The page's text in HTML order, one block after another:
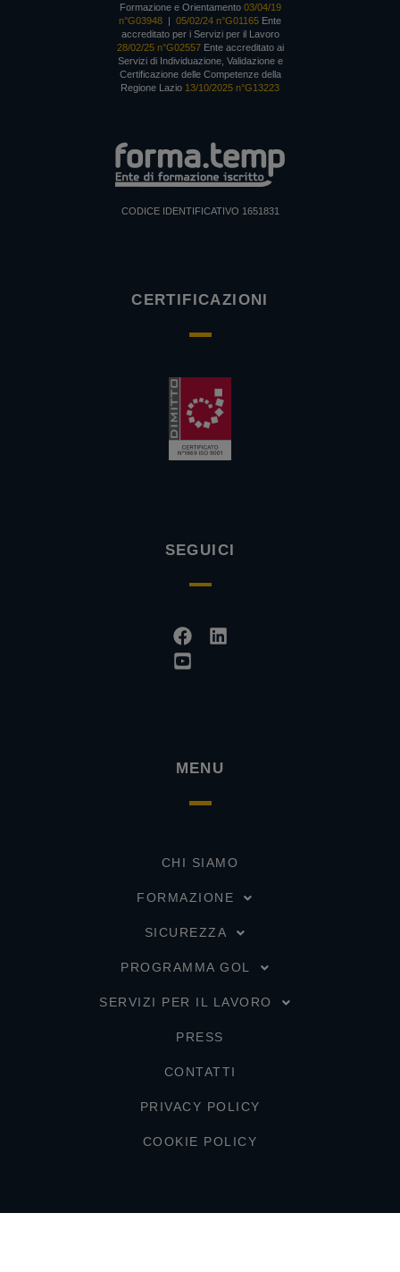
Formazione e Orientamento 03/04/19
n°G03948 | 05/02/24 n°G01165 Ente
accreditato per i Servizi per il Lavoro
28/02/25 n°G02557Ente accreditato ai
Servizi di Individuazione, Validazione e
Certificazione delle Competenze della
Regione Lazio 13/10/2025 n°G13223
CODICE IDENTIFICATIVO 1651831
CERTIFICAZIONI
SEGUICI
Facebook
Linkedin
Youtube-
square
MENU
CHI SIAMO
FORMAZIONE
SICUREZZA
PROGRAMMA GOL
SERVIZI PER IL LAVORO
PRESS
CONTATTI
PRIVACY POLICY
COOKIE POLICY